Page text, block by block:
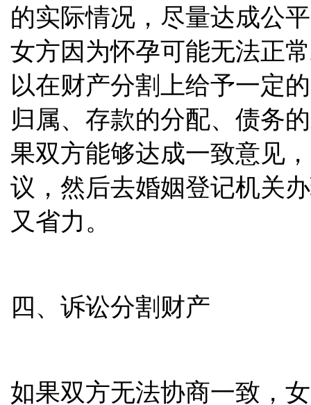
的实际情况，尽量达成公
女方因为怀孕可能无法正
以在财产分割上给予一定
归属、存款的分配、债务
果双方能够达成一致意见
议，然后去婚姻登记机关
又省力。
四、诉讼分割财产
如果双方无法协商一致，